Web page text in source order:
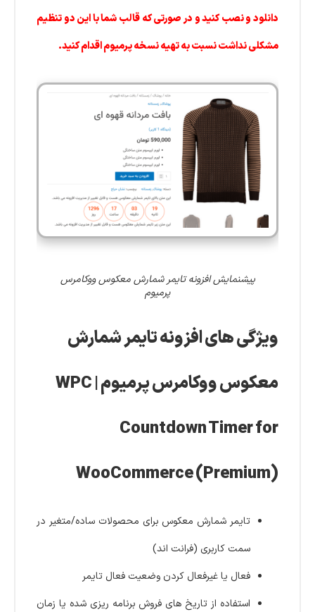
دانلود و نصب کنید و در صورتی که قالب شما با این دو تنظیم
مشکلی نداشت نسبت به تهیه نسخه پرمیوم اقدام کنید.
پیشنمایش افزونه تایمر شمارش معکوس ووکامرس
پرمیوم
ویژگی های افزونه تایمر شمارش
معکوس ووکامرس پرمیوم | WPC
Countdown Timer for
WooCommerce (Premium)
تایمر شمارش معکوس برای محصولات ساده/متغیر در
سمت کاربری (فرانت اند)
فعال یا غیرفعال کردن وضعیت فعال تایمر
استفاده از تاریخ های فروش برنامه ریزی شده یا زمان